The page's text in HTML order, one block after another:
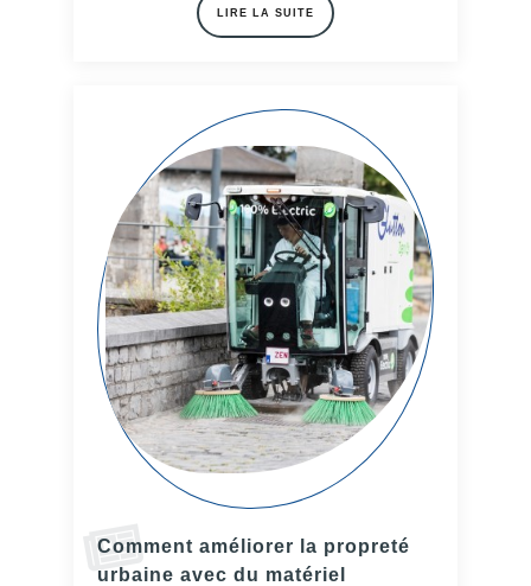
LIRE LA SUITE
Comment améliorer la propreté
urbaine avec du matériel